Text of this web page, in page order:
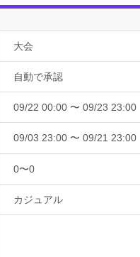
大会
自動で承認
09/22 00:00 〜 09/23 23:00
09/03 23:00 〜 09/21 23:00
0〜0
カジュアル